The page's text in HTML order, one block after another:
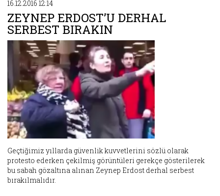
16.12.2016 12:14
ZEYNEP ERDOST’U DERHAL
SERBEST BIRAKIN
Geçtiğimiz yıllarda güvenlik kuvvetlerini sözlü olarak
protesto ederken çekilmiş görüntüleri gerekçe gösterilerek
bu sabah gözaltına alınan Zeynep Erdost derhal serbest
bırakılmalıdır.